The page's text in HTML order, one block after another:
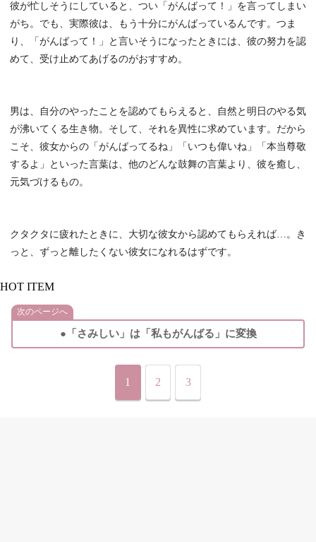
彼が忙しそうにしていると、つい「がんばって！」を言ってしまい
がち。でも、実際彼は、もう十分にがんばっているんです。つま
り、「がんばって！」と言いそうになったときには、彼の努力を認
めて、受け止めてあげるのがおすすめ。
男は、自分のやったことを認めてもらえると、自然と明日のやる気
が沸いてくる生き物。そして、それを異性に求めています。だから
こそ、彼女からの「がんばってるね」「いつも偉いね」「本当尊敬
するよ」といった言葉は、他のどんな鼓舞の言葉より、彼を癒し、
元気づけるもの。
クタクタに疲れたときに、大切な彼女から認めてもらえれば…。き
っと、ずっと離したくない彼女になれるはずです。
HOT ITEM
次のページへ
●「さみしい」は「私もがんばる」に変換
1 2 3